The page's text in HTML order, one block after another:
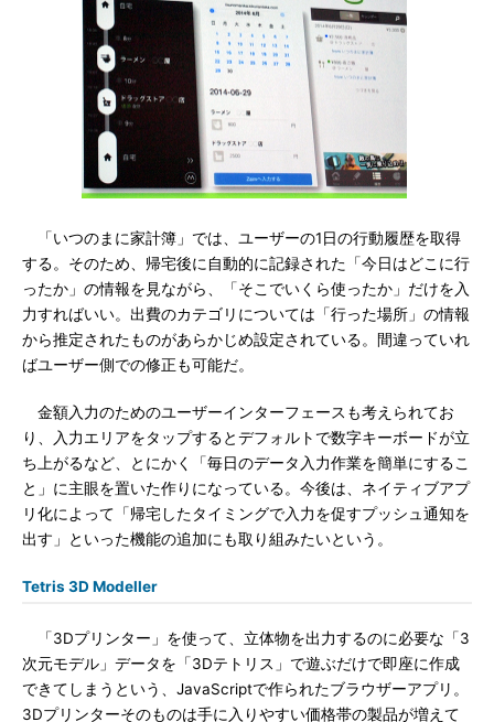
「いつのまに家計簿」では、ユーザーの1日の行動履歴を取得
する。そのため、帰宅後に自動的に記録された「今日はどこに行
ったか」の情報を見ながら、「そこでいくら使ったか」だけを入
力すればいい。出費のカテゴリについては「行った場所」の情報
から推定されたものがあらかじめ設定されている。間違っていれ
ばユーザー側での修正も可能だ。
金額入力のためのユーザーインターフェースも考えられてお
り、入力エリアをタップするとデフォルトで数字キーボードが立
ち上がるなど、とにかく「毎日のデータ入力作業を簡単にするこ
と」に主眼を置いた作りになっている。今後は、ネイティブアプ
リ化によって「帰宅したタイミングで入力を促すプッシュ通知を
出す」といった機能の追加にも取り組みたいという。
Tetris 3D Modeller
「3Dプリンター」を使って、立体物を出力するのに必要な「3
次元モデル」データを「3Dテトリス」で遊ぶだけで即座に作成
できてしまうという、JavaScriptで作られたブラウザーアプリ。
3Dプリンターそのものは手に入りやすい価格帯の製品が増えて